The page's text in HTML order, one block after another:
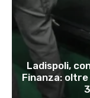
Ladispoli,
Finanza: